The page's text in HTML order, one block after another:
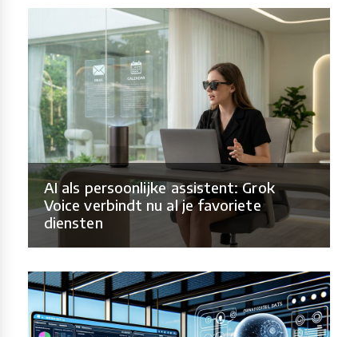
AI als persoonlijke assistent: Grok
Voice verbindt nu al je favoriete
diensten